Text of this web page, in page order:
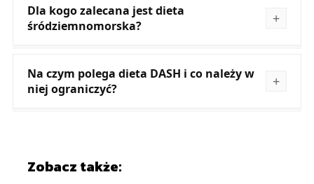
Dla kogo zalecana jest dieta
śródziemnomorska?
Na czym polega dieta DASH i co należy w
niej ograniczyć?
Zobacz także: